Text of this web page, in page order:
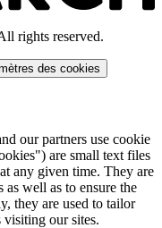
rights reserved.
des cookies
our partners use cookie
are small text files
any given time. They are
as well as to ensure the
they are used to tailor
visiting our sites.